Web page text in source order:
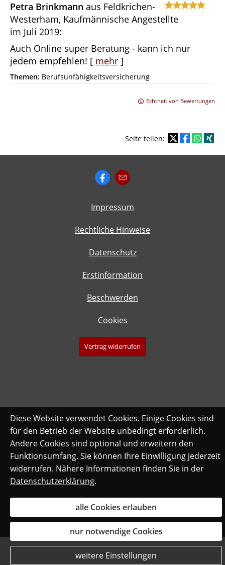
Petra Brinkmann aus Feldkrichen-
Westerham, Kaufmännische Angestellte
im Juli 2019:
Auch Online super Beratung - kann ich nur
jedem empfehlen! [ mehr ]
Themen: Berufsunfähigkeitsversicherung
Echtheit von Bewertungen
Seite teilen:
Impressum
Rechtliche Hinweise
Datenschutz
Erstinformation
Beschwerden
Cookies
Vertrag widerrufen
Diese Website verwendet Cookies. Einige Cookies sind
für den Betrieb der Website unbedingt erforderlich.
Andere Cookies sind optional und erweitern den
Funktionsumfang. Sie können Ihre Einwilligung jederzeit
widerrufen. Nähere Informationen finden Sie in der
Datenschutzerklärung.
alle Cookies erlauben
nur notwendige Cookies
weitere Einstellungen